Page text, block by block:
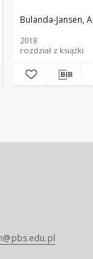
dział.
Red. nauk.
Red. Rzepecki,
forma interakcji?
Bulanda-Jansen,
2018
rozdział z książki